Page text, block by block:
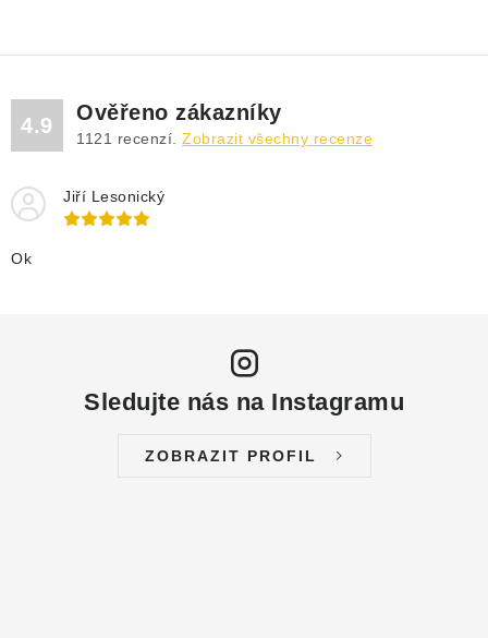
4.9
Ověřeno zákazníky
1121 recenzí. Zobrazit všechny recenze
Jiří Lesonický
Ok
Sledujte nás na Instagramu
ZOBRAZIT PROFIL